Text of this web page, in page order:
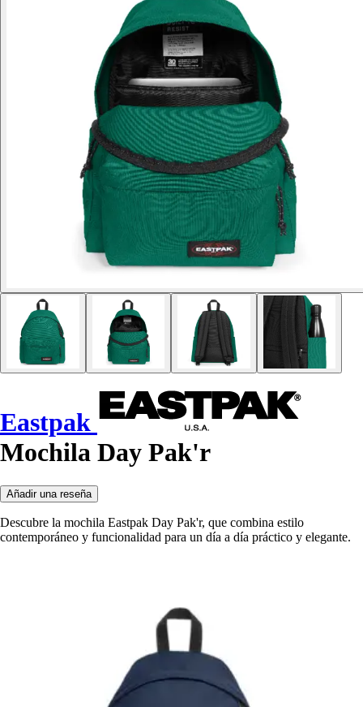
Eastpak
Mochila Day Pak'r
Añadir una reseña
Descubre la mochila Eastpak Day Pak'r, que combina estilo
contemporáneo y funcionalidad para un día a día práctico y elegante.